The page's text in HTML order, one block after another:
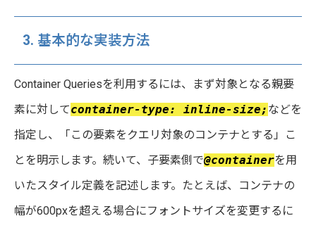
3. 基本的な実装方法
Container Queriesを利用するには、まず対象となる親要
素に対してcontainer-type: inline-size; などを
指定し、「この要素をクエリ対象のコンテナとする」こ
とを明示します。続いて、子要素側で@containerを用
いたスタイル定義を記述します。たとえば、コンテナの
幅が600pxを超える場合にフォントサイズを変更するに